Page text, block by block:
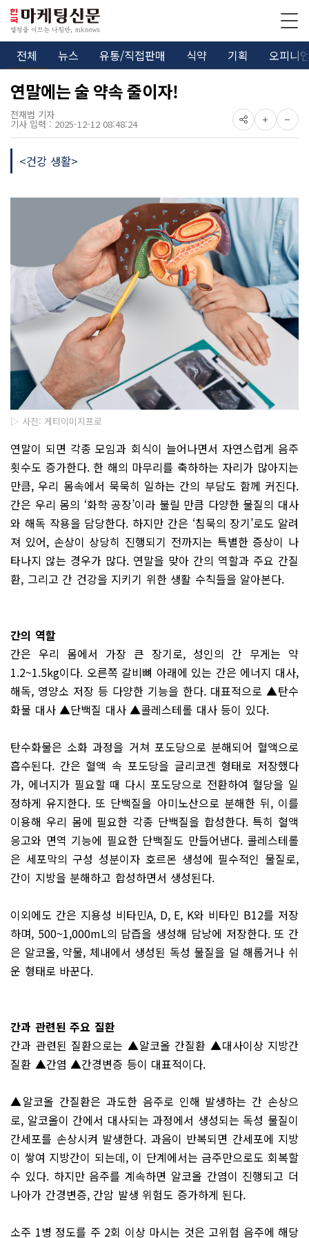
전체 뉴스 유통/직접판매 식약 기획 오피니
연말에는 술 약속 줄이자!
전재범 기자
기사 입력 : 2025-12-12 08:48:24
<건강 생활>
▷ 사진: 게티이미지프로
연말이 되면 각종 모임과 회식이 늘어나면서 자연스럽게 음주
횟수도 증가한다. 한 해의 마무리를 축하하는 자리가 많아지는
만큼, 우리 몸속에서 묵묵히 일하는 간의 부담도 함께 커진다.
간은 우리 몸의 ‘화학 공장’이라 불릴 만큼 다양한 물질의 대사
와 해독 작용을 담당한다. 하지만 간은 ‘침묵의 장기’로도 알려
져 있어, 손상이 상당히 진행되기 전까지는 특별한 증상이 나
타나지 않는 경우가 많다. 연말을 맞아 간의 역할과 주요 간질
환, 그리고 간 건강을 지키기 위한 생활 수칙들을 알아본다.
간의 역할
간은 우리 몸에서 가장 큰 장기로, 성인의 간 무게는 약
1.2~1.5kg이다. 오른쪽 갈비뼈 아래에 있는 간은 에너지 대사,
해독, 영양소 저장 등 다양한 기능을 한다. 대표적으로 ▲탄수
화물 대사 ▲단백질 대사 ▲콜레스테롤 대사 등이 있다.
탄수화물은 소화 과정을 거쳐 포도당으로 분해되어 혈액으로
흡수된다. 간은 혈액 속 포도당을 글리코겐 형태로 저장했다
가, 에너지가 필요할 때 다시 포도당으로 전환하여 혈당을 일
정하게 유지한다. 또 단백질을 아미노산으로 분해한 뒤, 이를
이용해 우리 몸에 필요한 각종 단백질을 합성한다. 특히 혈액
응고와 면역 기능에 필요한 단백질도 만들어낸다. 콜레스테롤
은 세포막의 구성 성분이자 호르몬 생성에 필수적인 물질로,
간이 지방을 분해하고 합성하면서 생성된다.
이외에도 간은 지용성 비타민A, D, E, K와 비타민 B12를 저장
하며, 500~1,000mL의 담즙을 생성해 담낭에 저장한다. 또 간
은 알코올, 약물, 체내에서 생성된 독성 물질을 덜 해롭거나 쉬
운 형태로 바꾼다.
간과 관련된 주요 질환
간과 관련된 질환으로는 ▲알코올 간질환 ▲대사이상 지방간
질환 ▲간염 ▲간경변증 등이 대표적이다.
▲알코올 간질환은 과도한 음주로 인해 발생하는 간 손상으
로, 알코올이 간에서 대사되는 과정에서 생성되는 독성 물질이
간세포를 손상시켜 발생한다. 과음이 반복되면 간세포에 지방
이 쌓여 지방간이 되는데, 이 단계에서는 금주만으로도 회복할
수 있다. 하지만 음주를 계속하면 알코올 간염이 진행되고 더
나아가 간경변증, 간암 발생 위험도 증가하게 된다.
소주 1병 정도를 주 2회 이상 마시는 것은 고위험 음주에 해당